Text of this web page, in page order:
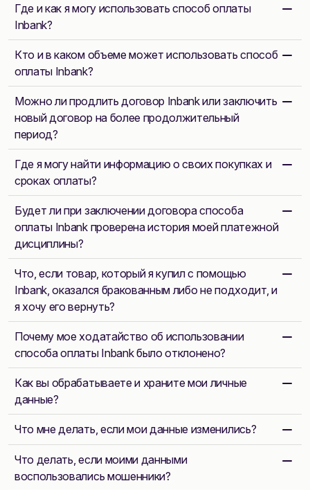
Где и как я могу использовать способ оплаты
Inbank?
Кто и в каком объеме может использовать способ
оплаты Inbank?
Можно ли продлить договор Inbank или заключить
новый договор на более продолжительный
период?
Где я могу найти информацию о своих покупках и
сроках оплаты?
Будет ли при заключении договора способа
оплаты Inbank проверена история моей платежной
дисциплины?
Что, если товар, который я купил с помощью
Inbank, оказался бракованным либо не подходит, и
я хочу его вернуть?
Почему мое ходатайство об использовании
способа оплаты Inbank было отклонено?
Как вы обрабатываете и храните мои личные
данные?
Что мне делать, если мои данные изменились?
Что делать, если моими данными
воспользовались мошенники?